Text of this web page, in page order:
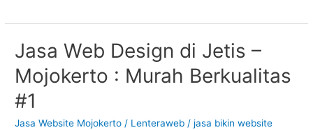
Jasa Web Design di Jetis –
Mojokerto : Murah Berkualitas
#1
Jasa Website Mojokerto / Lenteraweb/jasa bikin website
Jasa
Web
Design
di
Jetis
–